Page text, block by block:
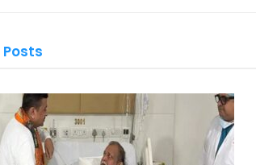
Posts